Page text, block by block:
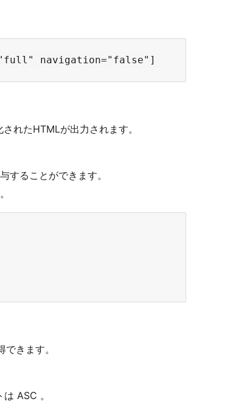
れたHTMLが出力されます。
することができます。
きます。
ASC 。